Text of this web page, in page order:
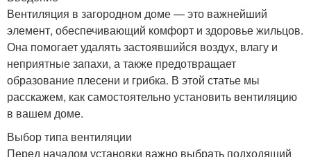
Вентиляция в загородном доме — это важнейший
элемент, обеспечивающий комфорт и здоровье жильцов.
Она помогает удалять застоявшийся воздух, влагу и
неприятные запахи, а также предотвращает
образование плесени и грибка. В этой статье мы
расскажем, как самостоятельно установить вентиляцию
в вашем доме.
Выбор типа вентиляции
Перед началом установки важно выбрать подходящий